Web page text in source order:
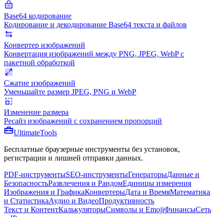
Base64 кодирование
Кодирование и декодирование Base64 текста и файлов
Конвертер изображений
Конвертация изображений между PNG, JPEG, WebP с
пакетной обработкой
Сжатие изображений
Уменьшайте размер JPEG, PNG и WebP
Изменение размера
Ресайз изображений с сохранением пропорций
UltimateTools
Бесплатные браузерные инструменты без установок,
регистрации и лишней отправки данных.
PDF-инструментыSEO-инструментыГенераторыДанные и
БезопасностьРазвлечения и РандомЕдиницы измерения
Изображения и ГрафикаКонвертерыДата и ВремяМатематика
и СтатистикаАудио и ВидеоПродуктивность
Текст и КонтентКалькуляторыСимволы и EmojiФинансыСеть